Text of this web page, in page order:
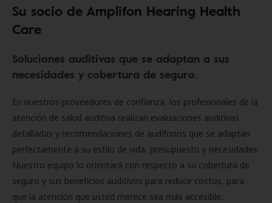
Su socio de Amplifon Hearing Health
Care
Soluciones auditivas que se adaptan a sus
necesidades y cobertura de seguro.
En nuestros proveedores de confianza, los profesionales de la
atención de salud auditiva realizan evaluaciones auditivas
detalladas y recomendaciones de audífonos que se adaptan
perfectamente a su estilo de vida, presupuesto y necesidades.
Nuestro equipo lo orientará con respecto a su cobertura de
seguro y sus beneficios auditivos para reducir costos, para
que la atención que usted merece sea más accesible.